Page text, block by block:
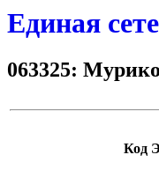
Единая
063325:
Код